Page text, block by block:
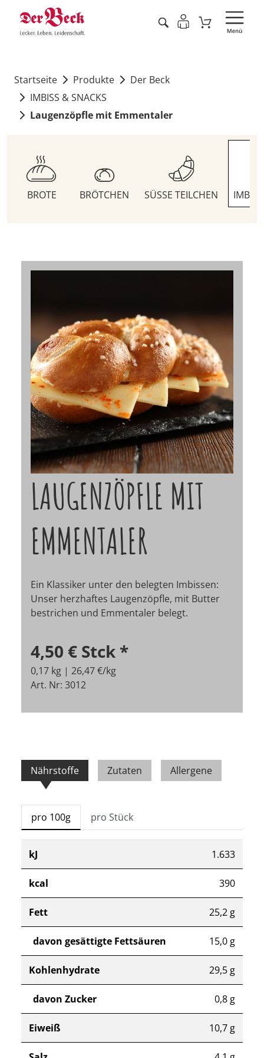
Startseite Produkte
Der Beck
IMBISS & SNACKS
Laugenzöpfle mit Emmentaler
BROTE BRÖTCHEN SÜSSE TEILCHEN
LAUGENZÖPFLE MIT
EMMENTALER
Ein Klassiker unter den belegten Imbissen:
Unser herzhaftes Laugenzöpfle, mit Butter
bestrichen und Emmentaler belegt.
4,50 € Stck *
0,17 kg | 26,47 €/kg
Art. Nr: 3012
Nährstoffe Zutaten Allergene
pro 100g pro Stück
kJ 1.633
kcal 390
Fett 25,2 g
davon gesättigte Fettsäuren 15,0 g
Kohlenhydrate 29,5 g
davon Zucker 0,8 g
Eiweiß 10,7 g